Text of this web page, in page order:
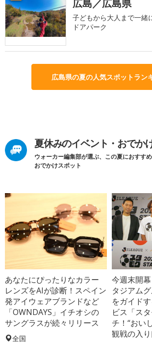
広島／広島県
子どもから大人まで一緒
ドアパーク
広島県の夏の人気スポットラン
夏休みのイベント・おでか
ウォーカー編集部が選ぶ、この夏におすす
おでかけスポット
あなたにぴったりなカラー
レンズをAIが診断！スペイン
発アイウェアブランドなど
「OWNDAYS」イチオシの
サングラスが続々リリース
全国
今週末開
タジアム
をガイド
ビス「ス
チ！“おい
観戦の入